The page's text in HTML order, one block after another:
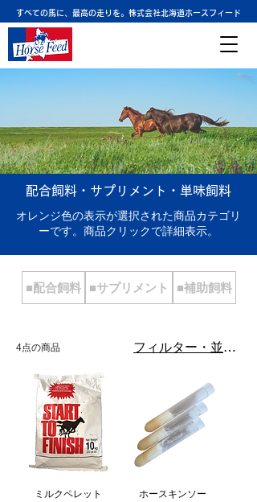
すべての馬に、最高の走りを。株式会社北海道ホースフィード
配合飼料・サプリメント・単味飼料
オレンジ色の表示が選択された商品カテゴリ
ーです。商品クリックで詳細表示。
■配合飼料 ■サプリメント ■補助飼料
4点の商品 フィルター・並び替え
ミルクペレット
ホースキンソー